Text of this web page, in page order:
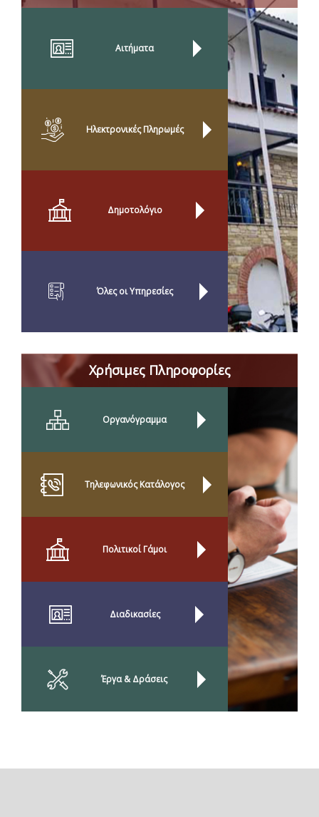
Αιτήματα
Ηλεκτρονικές Πληρωμές
Δημοτολόγιο
Όλες οι Yπηρεσίες
Χρήσιμες Πληροφορίες
Οργανόγραμμα
Τηλεφωνικός Κατάλογος
Πολιτικοί Γάμοι
Διαδικασίες
Έργα & Δράσεις